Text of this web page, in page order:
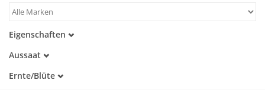
Für Kinder
Geschenkideen
Katalog
Eigenschaften
Warmkeimer
Lichtkeimer
Aussaat
Februar
Ernte/Blüte